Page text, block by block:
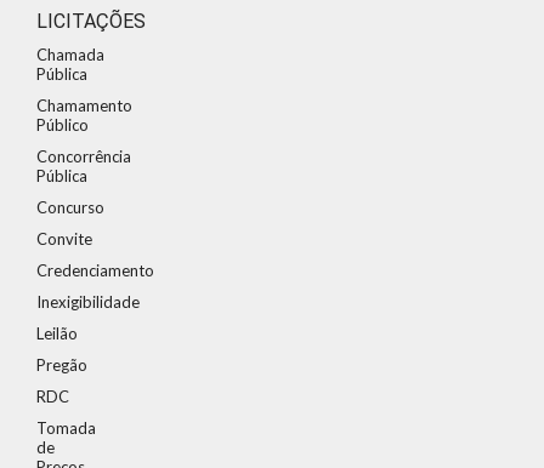
LICITAÇÕES
Chamada
Pública
Chamamento
Público
Concorrência
Pública
Concurso
Convite
Credenciamento
Inexigibilidade
Leilão
Pregão
RDC
Tomada
de